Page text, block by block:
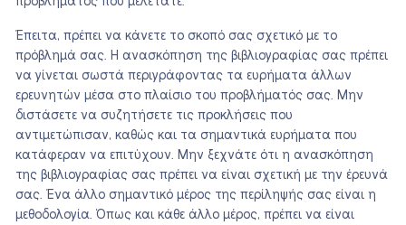
Έπειτα, πρέπει να κάνετε το σκοπό σας σχετικό με το
πρόβλημά σας. Η ανασκόπηση της βιβλιογραφίας σας πρέπει
να γίνεται σωστά περιγράφοντας τα ευρήματα άλλων
ερευνητών μέσα στο πλαίσιο του προβλήματός σας. Μην
διστάσετε να συζητήσετε τις προκλήσεις που
αντιμετώπισαν, καθώς και τα σημαντικά ευρήματα που
κατάφεραν να επιτύχουν. Μην ξεχνάτε ότι η ανασκόπηση
της βιβλιογραφίας σας πρέπει να είναι σχετική με την έρευνά
σας. Ένα άλλο σημαντικό μέρος της περίληψής σας είναι η
μεθοδολογία. Όπως και κάθε άλλο μέρος, πρέπει να είναι